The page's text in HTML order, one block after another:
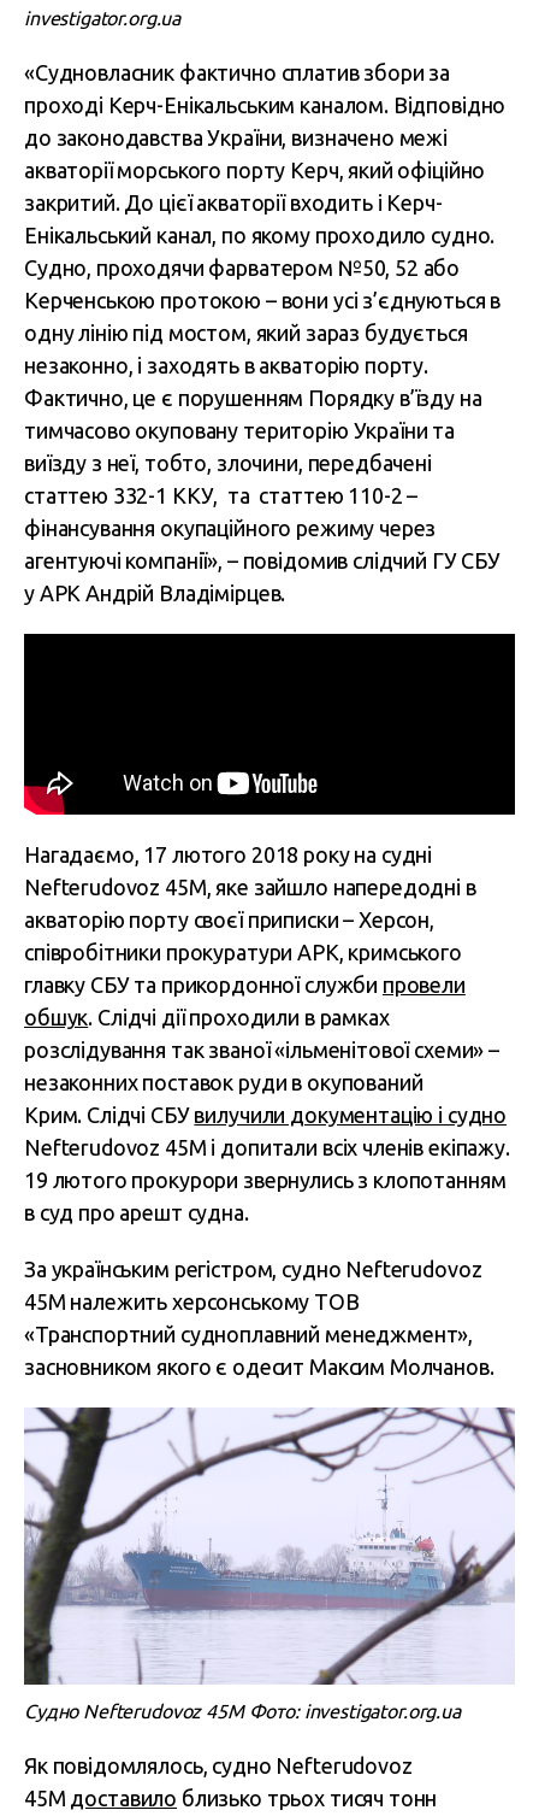
investigator.org.ua
«Судновласник фактично сплатив збори за
проході Керч-Енікальським каналом. Відповідно
до законодавства України, визначено межі
акваторії морського порту Керч, який офіційно
закритий. До цієї акваторії входить і Керч-
Енікальський канал, по якому проходило судно.
Судно, проходячи фарватером №50, 52 або
Керченською протокою – вони усі з’єднуються в
одну лінію під мостом, який зараз будується
незаконно, і заходять в акваторію порту.
Фактично, це є порушенням Порядку в’їзду на
тимчасово окуповану територію України та
виїзду з неї, тобто, злочини, передбачені
статтею 332-1 ККУ, та статтею 110-2 –
фінансування окупаційного режиму через
агентуючі компанії», – повідомив слідчий ГУ СБУ
у АРК Андрій Владімірцев.
Нагадаємо, 17 лютого 2018 року на судні
Nefterudovoz 45М, яке зайшло напередодні в
акваторію порту своєї приписки – Херсон,
співробітники прокуратури АРК, кримського
главку СБУ та прикордонної служби провели
обшук. Слідчі дії проходили в рамках
розслідування так званої «ільменітової схеми» –
незаконних поставок руди в окупований
Крим. Слідчі СБУ вилучили документацію і судно
Nefterudovoz 45М і допитали всіх членів екіпажу.
19 лютого прокурори звернулись з клопотанням
в суд про арешт судна.
За українським регістром, судно Nefterudovoz
45М належить херсонському ТОВ
«Транспортний судноплавний менеджмент»,
засновником якого є одесит Максим Молчанов.
Судно Nefterudovoz 45М Фото: investigator.org.ua
Як повідомлялось, судно Nefterudovoz
45М доставило близько трьох тисяч тонн